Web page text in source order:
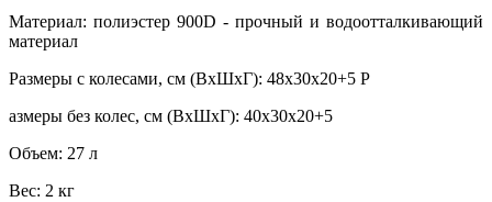
Материал: полиэстер 900D - прочный и водоотталкивающий
материал
Размеры с колесами, см (ВхШхГ): 48х30х20+5 Р
азмеры без колес, см (ВхШхГ): 40х30х20+5
Объем: 27 л
Вес: 2 кг